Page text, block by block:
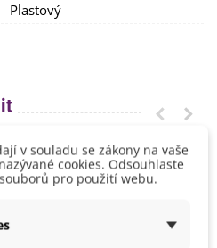
Plastový
v souladu se zákony na vaše
cookies. Odsouhlaste
pro použití webu.